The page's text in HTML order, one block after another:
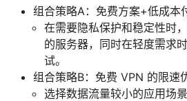
组合策略A：免费方案+低成本
在需要隐私保护和稳定性时
的服务器，同时在轻度需求
试。
组合策略B：免费 VPN 的限速
选择数据流量较小的应用场